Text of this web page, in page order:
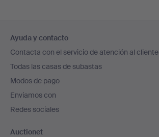
en
el
pie
de
página
Ayuda y contacto
Contacta con el servicio de atención al cliente
Todas las casas de subastas
Modos de pago
Enviamos con
Redes sociales
Auctionet